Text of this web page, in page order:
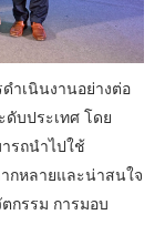
ำเนินงานอย่างต่อ
ดับประเทศ โดย
รถนำไปใช้
กหลายและน่าสนใจ
กรรม การมอบ